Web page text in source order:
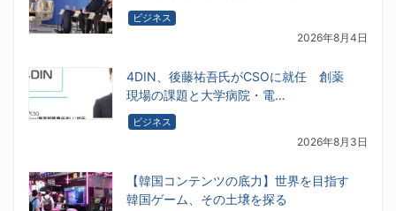
ビジネス
2026年8月4日
4DIN、後藤祐吾氏がCSOに就任 創薬
現場の課題と大学病院・電…
ビジネス
2026年8月3日
【韓国コンテンツの底力】世界を目指す
韓国ゲーム、その土壌を探る